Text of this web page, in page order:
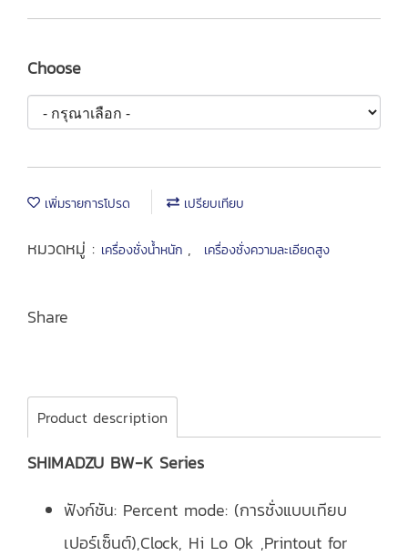
Choose
เพิ่มรายการโปรด เปรียบเทียบ
หมวดหมู่ : เครื่องชั่งน้ำหนัก , เครื่องชั่งความละเอียดสูง
Share
Product description
SHIMADZU BW-K Series
ฟังก์ชัน: Percent mode: (การชั่งแบบเทียบ
เปอร์เซ็นต์),Clock, Hi Lo Ok ,Printout for